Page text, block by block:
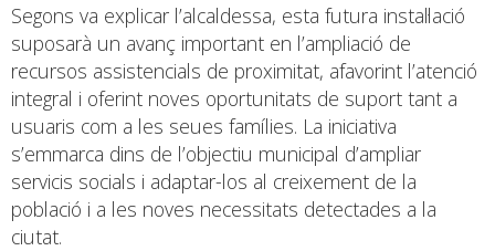
Segons va explicar l’alcaldessa, esta futura instal·lació
suposarà un avanç important en l’ampliació de
recursos assistencials de proximitat, afavorint l’atenció
integral i oferint noves oportunitats de suport tant a
usuaris com a les seues famílies. La iniciativa
s’emmarca dins de l’objectiu municipal d’ampliar
servicis socials i adaptar-los al creixement de la
població i a les noves necessitats detectades a la
ciutat.